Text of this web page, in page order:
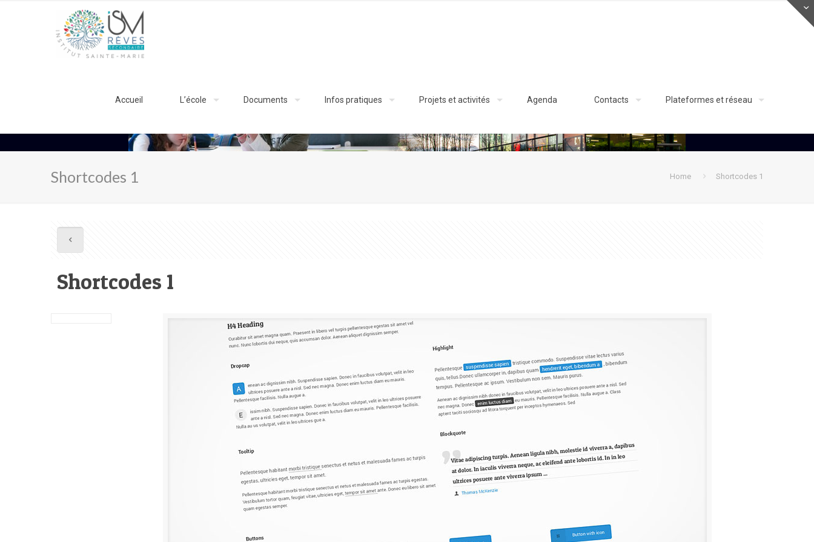
Accueil L’école Documents Infos pratiques Projets et activités Agenda Contacts Plateformes et réseau
Shortcodes 1 Home Shortcodes 1
Shortcodes 1